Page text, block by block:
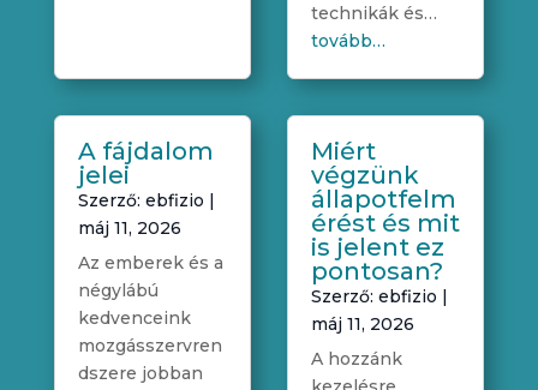
technikák és…
tovább…
A fájdalom
jelei
Szerző: ebfizio |
máj 11, 2026
Az emberek és a
négylábú
kedvenceink
mozgásszervren
dszere jobban
Miért
végzünk
állapotfelm
érést és mit
is jelent ez
pontosan?
Szerző: ebfizio |
máj 11, 2026
A hozzánk